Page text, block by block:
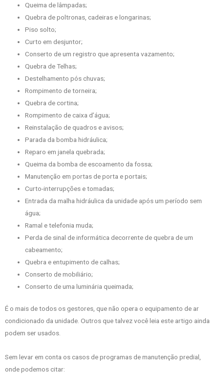
Queima de lâmpadas;
Quebra de poltronas, cadeiras e longarinas;
Piso solto;
Curto em desjuntor;
Conserto de um registro que apresenta vazamento;
Quebra de Telhas;
Destelhamento pós chuvas;
Rompimento de torneira;
Quebra de cortina;
Rompimento de caixa d’água;
Reinstalação de quadros e avisos;
Parada da bomba hidráulica;
Reparo em janela quebrada;
Queima da bomba de escoamento da fossa;
Manutenção em portas de porta e portais;
Curto-interrupções e tomadas;
Entrada da malha hidráulica da unidade após um período sem
água;
Ramal e telefonia muda;
Perda de sinal de informática decorrente de quebra de um
cabeamento;
Quebra e entupimento de calhas;
Conserto de mobiliário;
Conserto de uma luminária queimada;
É o mais de todos os gestores, que não opera o equipamento de ar
condicionado da unidade. Outros que talvez você leia este artigo ainda
podem ser usados.
Sem levar em conta os casos de programas de manutenção predial,
onde podemos citar: